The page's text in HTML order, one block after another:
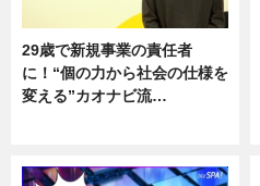
29歳で新規事業の責任者
に！“個の力から社会の仕様を
変える”カオナビ流…